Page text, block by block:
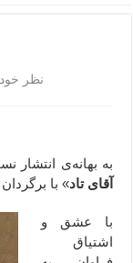
نظر خود
به بهانه‌ی انتشار
آقای تاد» با
با عشق و
اشتیاق